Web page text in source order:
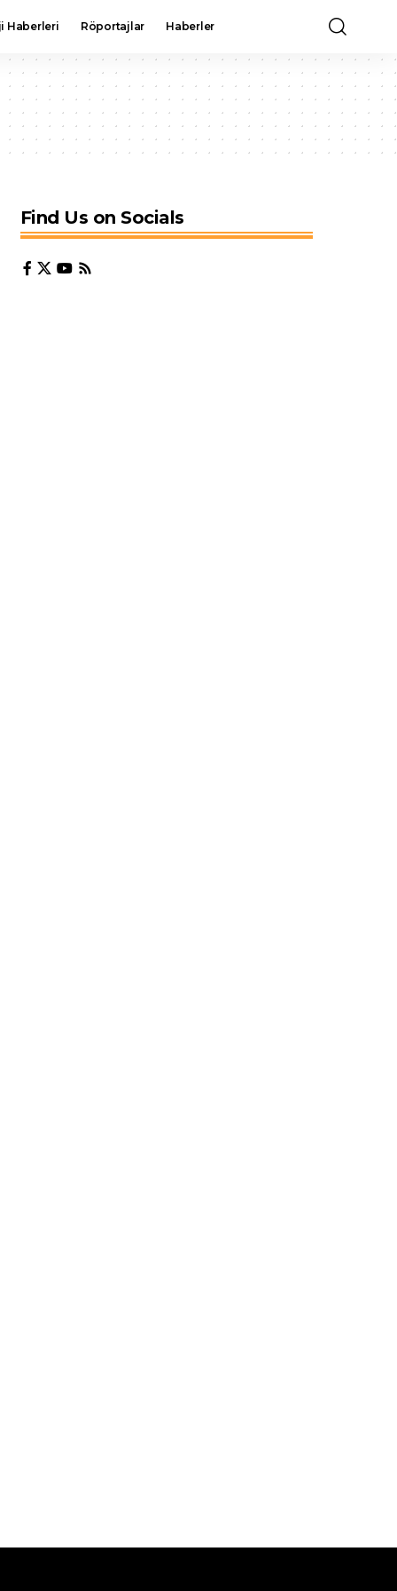
Haberleri Röportajlar Haberler
Find Us on Socials